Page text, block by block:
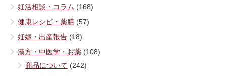
妊活相談・コラム (168)
健康レシピ・薬膳 (57)
妊娠・出産報告 (18)
漢方・中医学・お薬 (108)
商品について (242)